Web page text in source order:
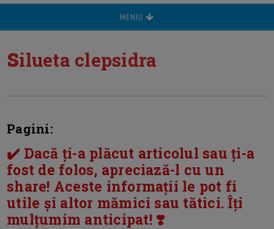
MENIU
silueta clepsidra
Pagini:
✔️ Dacă ți-a plăcut articolul sau ți-a
fost de folos, apreciază-l cu un
share! Aceste informații le pot fi
utile și altor mămici sau tătici. Îți
mulțumim anticipat! ❣️